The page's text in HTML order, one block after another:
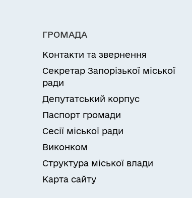
ГРОМАДА
Контакти та звернення
Секретар Запорізької міської
ради
Депутатський корпус
Паспорт громади
Сесії міської ради
Виконком
Структура міської влади
Карта сайту